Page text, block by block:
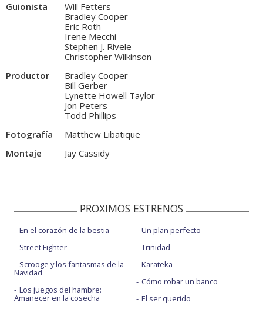
Guionista
Will Fetters
Bradley Cooper
Eric Roth
Irene Mecchi
Stephen J. Rivele
Christopher Wilkinson
Productor
Bradley Cooper
Bill Gerber
Lynette Howell Taylor
Jon Peters
Todd Phillips
Fotografía
Matthew Libatique
Montaje
Jay Cassidy
PROXIMOS ESTRENOS
En el corazón de la bestia
Street Fighter
Scrooge y los fantasmas de la
Navidad
Los juegos del hambre:
Amanecer en la cosecha
Un plan perfecto
Trinidad
Karateka
Cómo robar un banco
El ser querido